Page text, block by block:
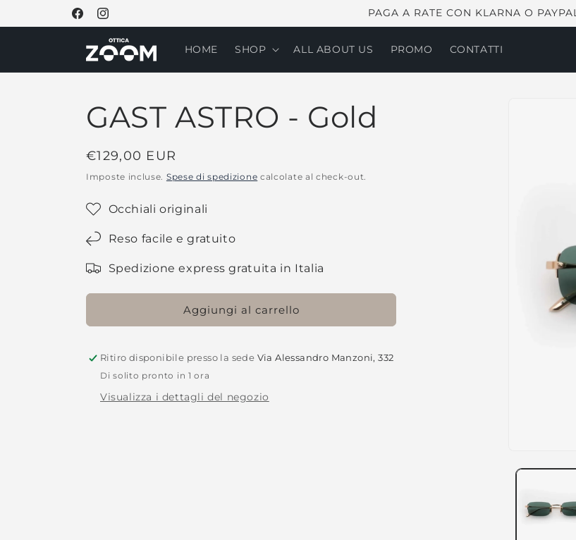
direttamente
ai contenuti
FacebookInstagram
PAGA A RATE CON KLARNA O PAYPAL
HOME SHOP ALL ABOUT US PROMO CONTATTI
GAST ASTRO - Gold
Prezzo
di
€129,00 EUR
Imposte incluse. Spese di spedizione calcolate al check-out.
Occhiali originali
Reso facile e gratuito
Spedizione express gratuita in Italia
Aggiungi al carrello
Ritiro disponibile presso la sede Via Alessandro Manzoni, 332
Di solito pronto in 1 ora
Visualizza i dettagli del negozio